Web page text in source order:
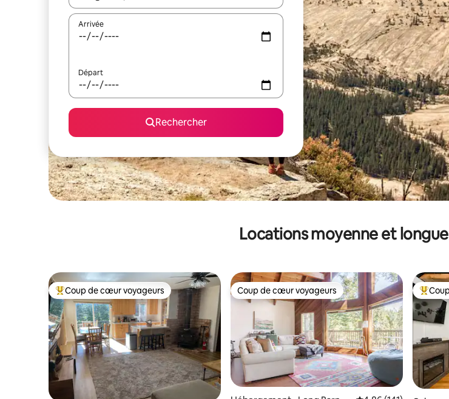
Arrivée
Départ
Rechercher
Locations moyenne et
Coups de cœur voyageurs les plus appréciés
Coup de cœur voyageurs Coup de cœur voyageurs
Coup de cœur voyageurs Coups